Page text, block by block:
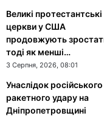
Великі протестантські
церкви у США
продовжують
тоді як менші…
3 Серпня, 2026, 08:01
Унаслідок російського
ракетного удару на
Дніпропетровщині